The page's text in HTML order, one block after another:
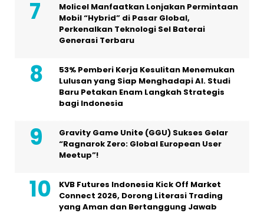
Molicel Manfaatkan Lonjakan Permintaan
Mobil “Hybrid” di Pasar Global,
Perkenalkan Teknologi Sel Baterai
Generasi Terbaru
53% Pemberi Kerja Kesulitan Menemukan
Lulusan yang Siap Menghadapi AI. Studi
Baru Petakan Enam Langkah Strategis
bagi Indonesia
Gravity Game Unite (GGU) Sukses Gelar
“Ragnarok Zero: Global European User
Meetup”!
KVB Futures Indonesia Kick Off Market
Connect 2026, Dorong Literasi Trading
yang Aman dan Bertanggung Jawab